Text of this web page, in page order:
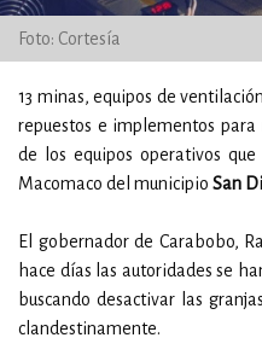
Foto: Cortesía
13 minas, equipos de
repuestos e implementos
de los equipos operativos
Macomaco del municipio San
El gobernador de Carabobo,
hace días las autoridades se
buscando desactivar las
clandestinamente.